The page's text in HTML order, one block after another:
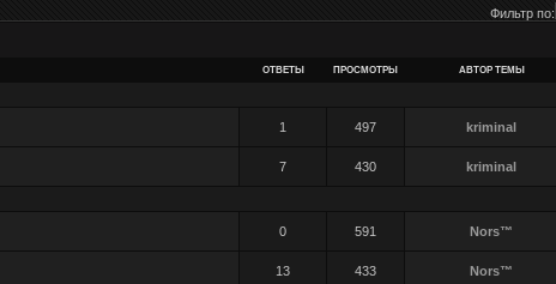
Фильтр по:
ОТВЕТЫ ПРОСМОТРЫ АВТОР ТЕМЫ
1 497 kriminal
7 430 kriminal
0 591 Nors™
13 433 Nors™